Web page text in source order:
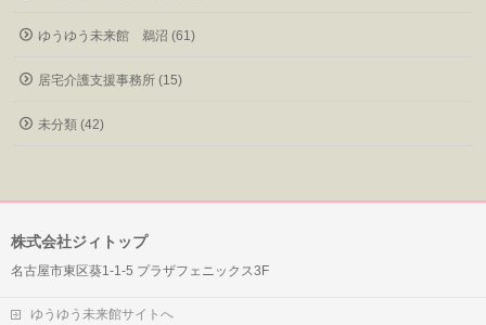
ゆうゆう未来館 鵜沼 (61)
居宅介護支援事務所 (15)
未分類 (42)
株式会社ジィトップ
名古屋市東区葵1-1-5 プラザフェニックス3F
ゆうゆう未来館サイトへ